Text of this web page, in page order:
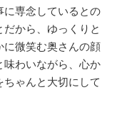
に専念しているとの
から、ゆっくりと
に微笑む奥さんの顔
味わいながら、心か
ゃんと大切にして